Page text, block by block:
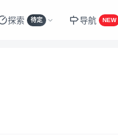
探索 待定 导航 NEW